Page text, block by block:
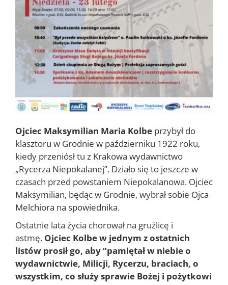
Ojciec Maksymilian Maria Kolbe przybył do
klasztoru w Grodnie w październiku 1922 roku,
kiedy przeniósł tu z Krakowa wydawnictwo
„Rycerza Niepokalanej”. Działo się to jeszcze w
czasach przed powstaniem Niepokalanowa. Ojciec
Maksymilian, będąc w Grodnie, wybrał sobie Ojca
Melchiora na spowiednika.
Ostatnie lata życia chorował na gruźlicę i
astmę. Ojciec Kolbe w jednym z ostatnich
listów prosił go, aby “pamiętał w niebie o
wydawnictwie, Milicji, Rycerzu, braciach, o
wszystkim, co służy sprawie Bożej i pożytkowi